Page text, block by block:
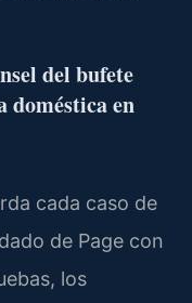
del bufete
doméstica en
cada caso de
de Page con
los